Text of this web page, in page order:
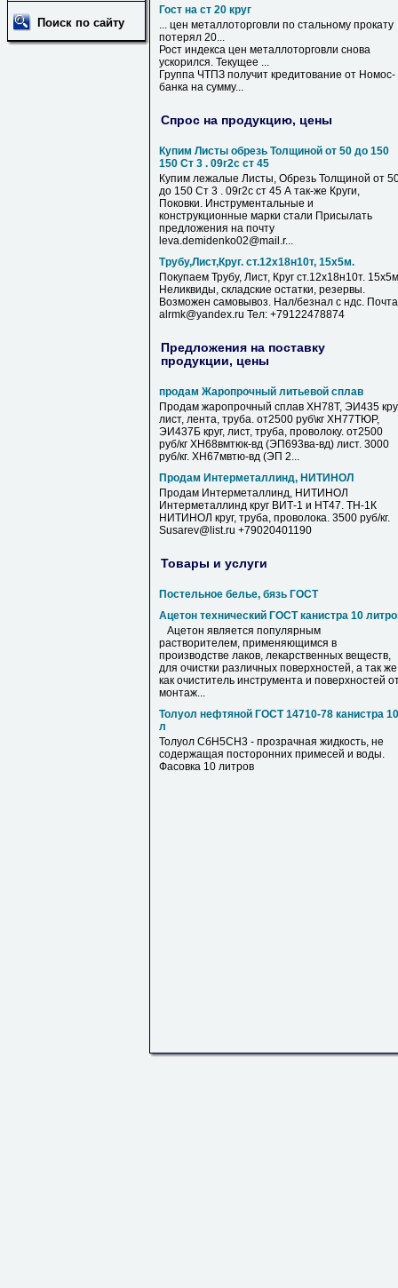
Поиск по сайту
Гост на ст 20 круг
... цен металлоторговли по стальному прокату
потерял 20...
Рост индекса цен металлоторговли снова
ускорился. Текущее ...
Группа ЧТПЗ получит кредитование от Номос-
банка на сумму...
Спрос на продукцию, цены
Купим Листы обрезь Толщиной от 50 до 150
150 Ст 3 . 09г2с ст 45
Купим лежалые Листы, Обрезь Толщиной от
до 150 Ст 3 . 09г2с ст 45 А так-же Круги,
Поковки. Инструментальные и
конструкционные марки стали Присылать
предложения на почту
leva.demidenko02@mail.r...
Трубу,Лист,Круг. ст.12х18н10т, 15х5м.
Покупаем Трубу, Лист, Круг ст.12х18н10т.
Неликвиды, складские остатки, резервы.
Возможен самовывоз. Нал/безнал с ндс.
alrmk@yandex.ru Тел: +79122478874
Предложения на поставку
продукции, цены
продам Жаропрочный литьевой сплав
Продам жаропрочный сплав ХН78Т, ЭИ435
лист, лента, труба. от2500 руб\кг ХН77ТЮР,
ЭИ437Б круг, лист, труба, проволоку. от2500
руб/кг ХН68вмтюк-вд (ЭП693ва-вд) лист. 3000
руб/кг. ХН67мвтю-вд (ЭП 2...
Продам Интерметаллинд, НИТИНОЛ
Продам Интерметаллинд, НИТИНОЛ
Интерметаллинд круг ВИТ-1 и НТ47. ТН-1К
НИТИНОЛ круг, труба, проволока. 3500 руб/кг.
Susarev@list.ru +79020401190
Товары и услуги
Постельное белье, бязь ГОСТ
Ацетон технический ГОСТ канистра 10
Ацетон является популярным
растворителем, применяющимся в
производстве лаков, лекарственных веществ,
для очистки различных поверхностей, а так же
как очиститель инструмента и поверхностей
монтаж...
Толуол нефтяной ГОСТ 14710-78 канистра 10
л
Толуол СбН5СН3 - прозрачная жидкость, не
содержащая посторонних примесей и воды.
Фасовка 10 литров